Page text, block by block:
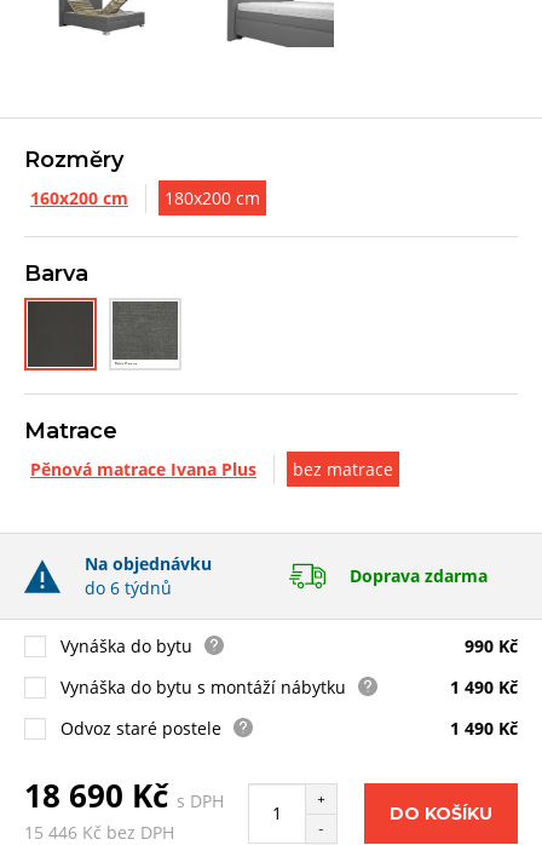
Rozměry
160x200 cm 180x200 cm
Barva
Matrace
Pěnová matrace Ivana Plus bez matrace
Na objednávku
do 6 týdnů
Doprava zdarma
Vynáška do bytu
990 Kč
Vynáška do bytu s montáží nábytku
1 490 Kč
Odvoz staré postele
1 490 Kč
18 690 Kč s DPH
15 446 Kč bez DPH
+
-
DO KOŠÍKU